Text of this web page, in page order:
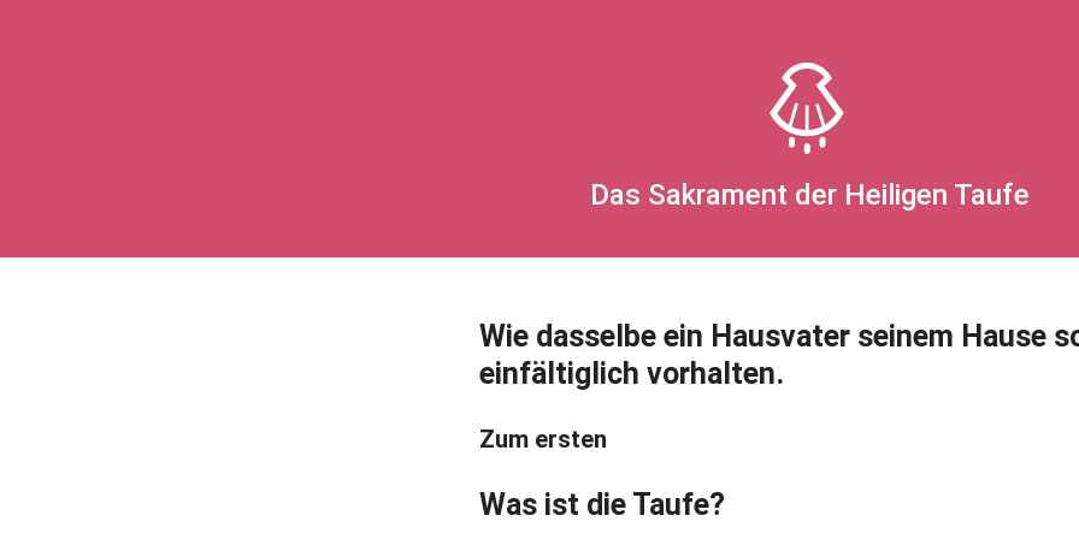
Das Sakrament der Heiligen Taufe
Wie dasselbe ein Hausvater seinem Hause
einfältiglich vorhalten.
Zum ersten
Was ist die Taufe?